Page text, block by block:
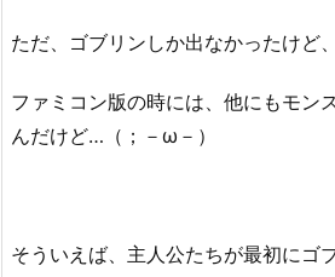
ただ、ゴブリンしか出なかったけど、
ファミコン版の時には、他にもモン
んだけど…（；－ω－）
そういえば、主人公たちが最初にゴ